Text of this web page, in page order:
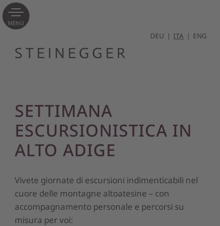
MENU
DEU ITA ENG
SETTIMANA
ESCURSIONISTICA IN
ALTO ADIGE
Vivete giornate di escursioni indimenticabili nel
cuore delle montagne altoatesine – con
accompagnamento personale e percorsi su
misura per voi: